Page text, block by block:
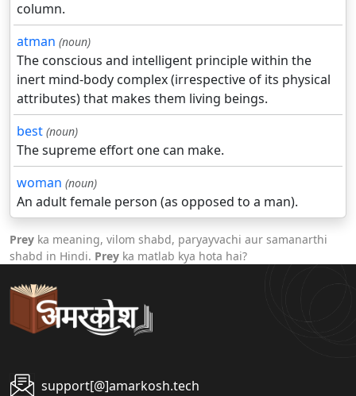
column.
atman (noun)
The conscious and intelligent principle within the
inert mind-body complex (irrespective of its physical
attributes) that makes them living beings.
best (noun)
The supreme effort one can make.
woman (noun)
An adult female person (as opposed to a man).
Prey ka meaning, vilom shabd, paryayvachi aur samanarthi
shabd in Hindi. Prey ka matlab kya hota hai?
support[@]amarkosh.tech